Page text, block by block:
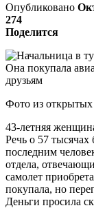
Опубликовано
274
Поделится
Фото из открытых
43-летняя
Речь о 57
последним
отдела,
самолет
покупала, но
Деньги просила